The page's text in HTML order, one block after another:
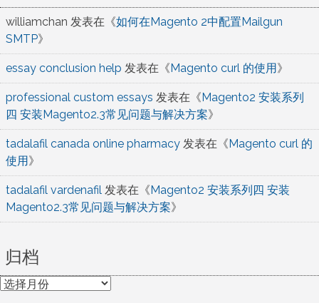
williamchan 发表在《如何在Magento 2中配置Mailgun
SMTP》
essay conclusion help 发表在《Magento curl 的使用》
professional custom essays 发表在《Magento2 安装系列
四 安装Magento2.3常见问题与解决方案》
tadalafil canada online pharmacy 发表在《Magento curl 的
使用》
tadalafil vardenafil 发表在《Magento2 安装系列四 安装
Magento2.3常见问题与解决方案》
归档
归